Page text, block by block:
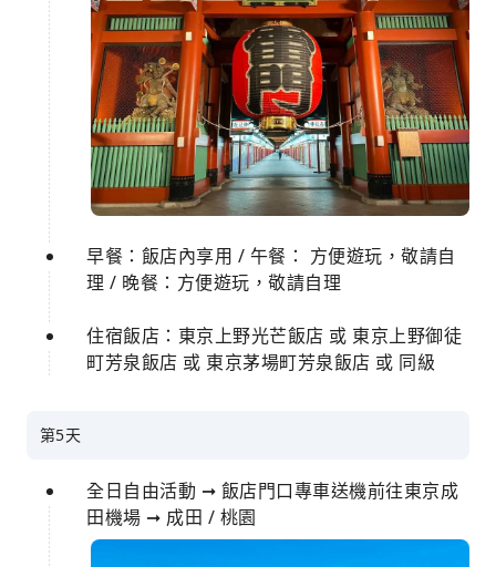
早餐：飯店內享用 / 午餐： 方便遊玩，敬請自
理 / 晚餐：方便遊玩，敬請自理
住宿飯店：東京上野光芒飯店 或 東京上野御徒
町芳泉飯店 或 東京茅場町芳泉飯店 或 同級
第5天
全日自由活動 ➞ 飯店門口專車送機前往東京成
田機場 ➞ 成田 / 桃園